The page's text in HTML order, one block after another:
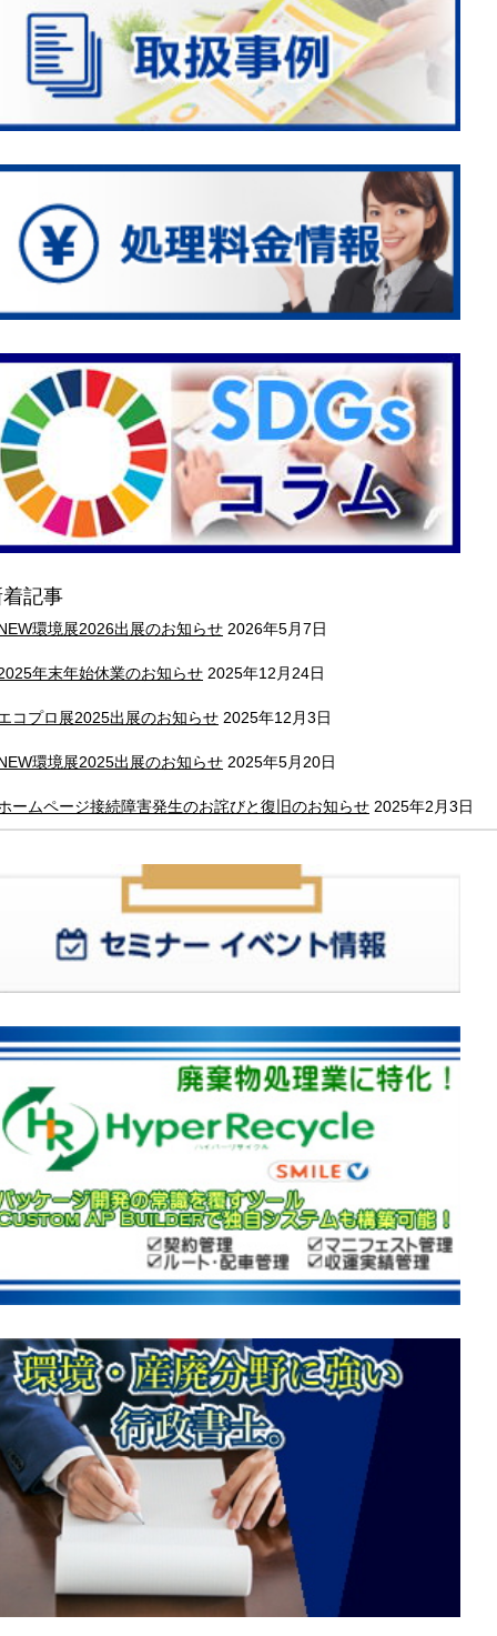
記事
環境展2026出展のお知らせ 2026年5月7日
年末年始休業のお知らせ 2025年12月24日
コプロ展2025出展のお知らせ 2025年12月3日
環境展2025出展のお知らせ 2025年5月20日
ームページ接続障害発生のお詫びと復旧のお知らせ 2025年2月3日